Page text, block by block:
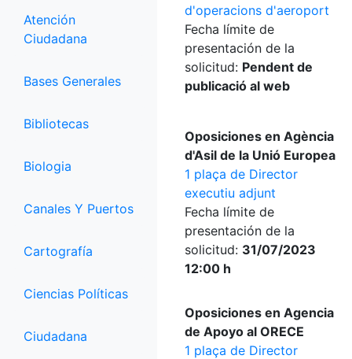
Atención
Ciudadana
Bases Generales
Bibliotecas
Biologia
Canales Y Puertos
Cartografía
Ciencias Políticas
Ciudadana
d'operacions d'aeroport
Fecha límite de
presentación de la
solicitud: Pendent de
publicació al web
Oposiciones en Agència
d'Asil de la Unió Europea
1 plaça de Director
executiu adjunt
Fecha límite de
presentación de la
solicitud: 31/07/2023
12:00 h
Oposiciones en Agencia
de Apoyo al ORECE
1 plaça de Director